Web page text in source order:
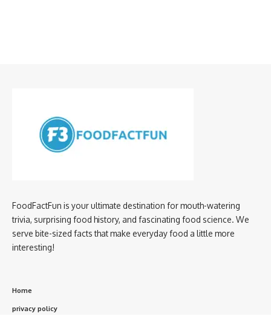
FoodFactFun is your ultimate destination for mouth-watering
trivia, surprising food history, and fascinating food science. We
serve bite-sized facts that make everyday food a little more
interesting!
Home
privacy policy